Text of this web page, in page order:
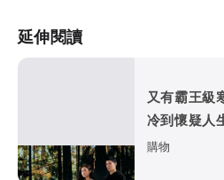
延伸閱讀
又有霸王級
冷到懷疑人
褲子，一條
購物